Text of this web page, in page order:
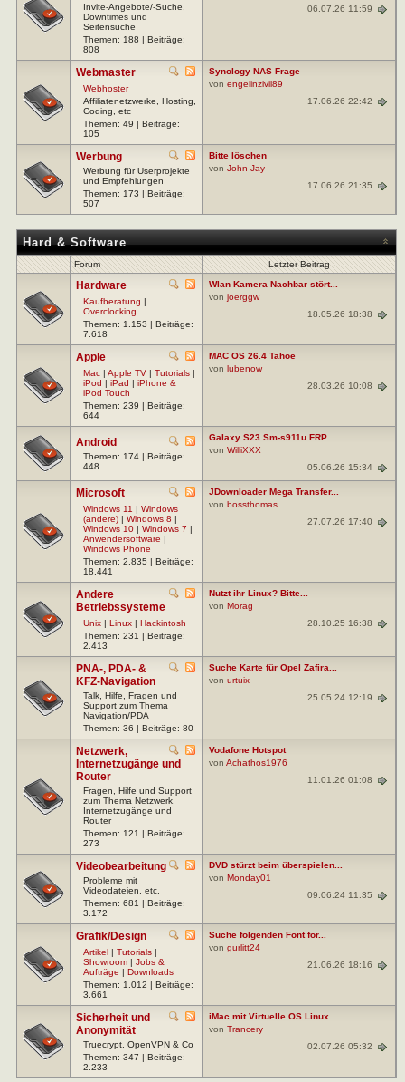
Invite-Angebote/-Suche,
Downtimes und
Seitensuche
Themen: 188 | Beiträge:
808
06.07.26 11:59
Webmaster
Webhoster
Affiliatenetzwerke, Hosting,
Coding, etc
Themen: 49 | Beiträge:
105
Synology NAS Frage
von engelinzivil89
17.06.26 22:42
Werbung
Werbung für Userprojekte
und Empfehlungen
Themen: 173 | Beiträge:
507
Bitte löschen
von John Jay
17.06.26 21:35
Hard & Software
Forum Letzter Beitrag
Hardware
Kaufberatung |
Overclocking
Themen: 1.153 | Beiträge:
7.618
Wlan Kamera Nachbar stört...
von joerggw
18.05.26 18:38
Apple
Mac | Apple TV | Tutorials |
iPod | iPad | iPhone &
iPod Touch
Themen: 239 | Beiträge:
644
MAC OS 26.4 Tahoe
von lubenow
28.03.26 10:08
Android
Themen: 174 | Beiträge:
448
Galaxy S23 Sm-s911u FRP...
von WilliXXX
05.06.26 15:34
Microsoft
Windows 11 | Windows
(andere) | Windows 8 |
Windows 10 | Windows 7 |
Anwendersoftware |
Windows Phone
Themen: 2.835 | Beiträge:
18.441
JDownloader Mega Transfer...
von bossthomas
27.07.26 17:40
Andere
Betriebssysteme
Unix | Linux | Hackintosh
Themen: 231 | Beiträge:
2.413
Nutzt ihr Linux? Bitte...
von Morag
28.10.25 16:38
PNA-, PDA- &
KFZ-Navigation
Talk, Hilfe, Fragen und
Support zum Thema
Navigation/PDA
Themen: 36 | Beiträge: 80
Suche Karte für Opel Zafira...
von urtuix
25.05.24 12:19
Netzwerk,
Internetzugänge und
Router
Fragen, Hilfe und Support
zum Thema Netzwerk,
Internetzugänge und
Router
Themen: 121 | Beiträge:
273
Vodafone Hotspot
von Achathos1976
11.01.26 01:08
Videobearbeitung
Probleme mit
Videodateien, etc.
Themen: 681 | Beiträge:
3.172
DVD stürzt beim überspielen...
von Monday01
09.06.24 11:35
Grafik/Design
Artikel | Tutorials |
Showroom | Jobs &
Aufträge | Downloads
Themen: 1.012 | Beiträge:
3.661
Suche folgenden Font for...
von gurlitt24
21.06.26 18:16
Sicherheit und
Anonymität
Truecrypt, OpenVPN & Co
Themen: 347 | Beiträge:
2.233
iMac mit Virtuelle OS Linux...
von Trancery
02.07.26 05:32